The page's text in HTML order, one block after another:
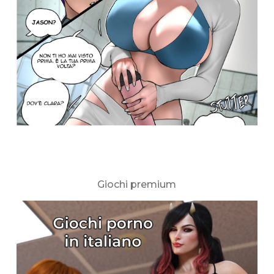
Giochi premium